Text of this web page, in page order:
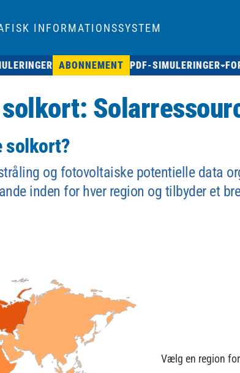
INFORMATIONSSYSTEM
ABONNEMENT PDF-SIMULERINGER
solkort?
og fotovoltaiske potentielle data
inden for hver region og tilbyder et
Vælg en region